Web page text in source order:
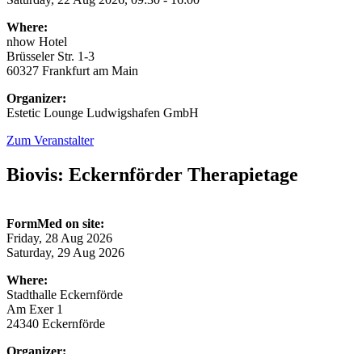
Where:
nhow Hotel
Brüsseler Str. 1-3
60327 Frankfurt am Main
Organizer:
Estetic Lounge Ludwigshafen GmbH
Zum Veranstalter
Biovis: Eckernförder Therapietage
FormMed on site:
Friday, 28 Aug 2026
Saturday, 29 Aug 2026
Where:
Stadthalle Eckernförde
Am Exer 1
24340 Eckernförde
Organizer: